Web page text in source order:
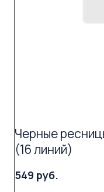
Черные
(16 линий)
549 руб.